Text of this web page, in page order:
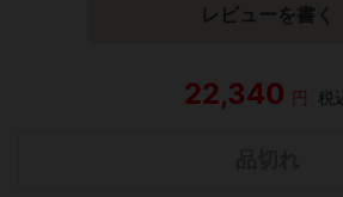
レビューを書く
22,340 円 税